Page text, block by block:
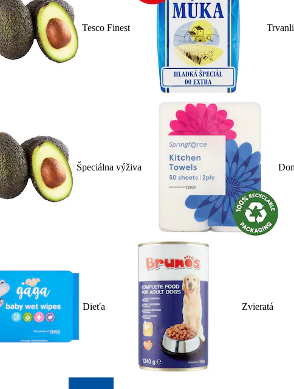
Tesco Finest
Špeciálna výživa
Dieťa Zvieratá